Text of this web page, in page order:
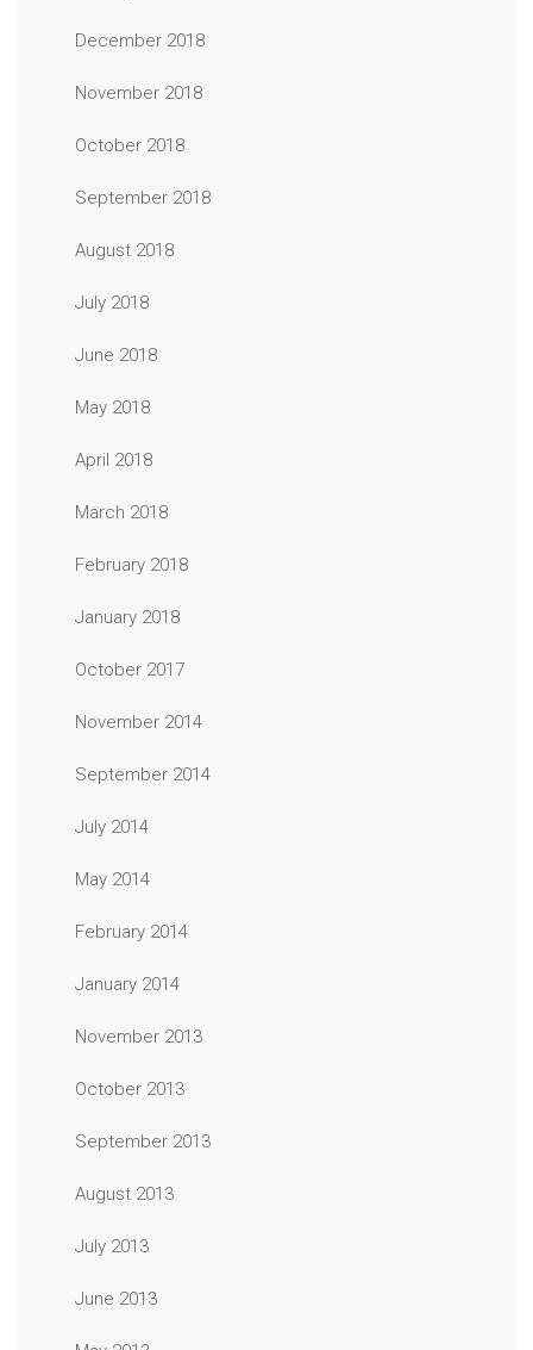
December 2018
November 2018
October 2018
September 2018
August 2018
July 2018
June 2018
May 2018
April 2018
March 2018
February 2018
January 2018
October 2017
November 2014
September 2014
July 2014
May 2014
February 2014
January 2014
November 2013
October 2013
September 2013
August 2013
July 2013
June 2013